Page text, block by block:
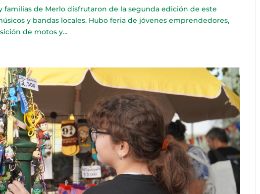
y familias de Merlo disfrutaron de la segunda edición de este
y bandas locales. Hubo feria de jóvenes emprendedores,
de motos y...